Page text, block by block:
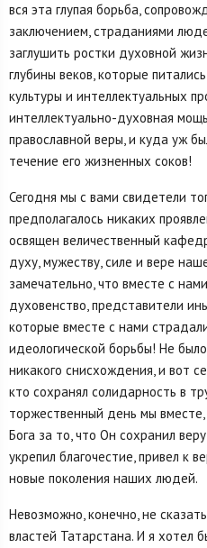
вся эта глупая борьба,
заключением, страданиями
заглушить ростки духовной
глубины веков, которые
культуры и интеллектуальных
интеллектуально-духовная
православной веры, и куда уж
течение его жизненных соков!
Сегодня мы с вами свидетели
предполагалось никаких
освящен величественный
духу, мужеству, силе и вере
замечательно, что вместе с
духовенство, представители
которые вместе с нами
идеологической борьбы! Не
никакого снисхождения, и вот
кто сохранял солидарность в
торжественный день мы
Бога за то, что Он сохранил
укрепил благочестие, привел к
новые поколения наших людей.
Невозможно, конечно, не
властей Татарстана. И я хотел